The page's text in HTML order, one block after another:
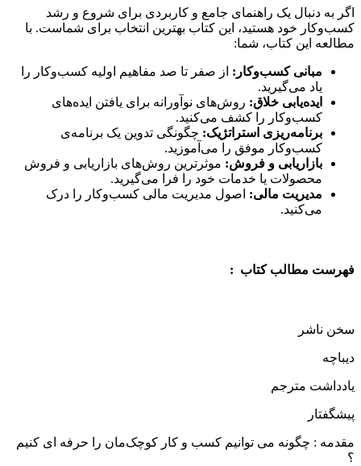
اگر به دنبال یک راهنمای جامع و کاربردی برای شروع و رشد
کسب‌وکار خود هستید، این کتاب بهترین انتخاب برای شماست. با
مطالعه این کتاب، شما:
مبانی کسب‌وکار: از صفر تا صد مفاهیم اولیه کسب‌وکار را
یاد می‌گیرید.
ایده‌یابی خلاق: روش‌های نوآورانه برای یافتن ایده‌های
کسب‌وکار را کشف می‌کنید.
برنامه‌ریزی استراتژیک: چگونگی تدوین یک برنامه‌ی
کسب‌وکار موفق را می‌آموزید.
بازاریابی و فروش: موثرترین روش‌های بازاریابی و فروش
محصولات یا خدمات خود را فرا می‌گیرید.
مدیریت مالی: اصول مدیریت مالی کسب‌وکار را درک
می‌کنید.
فهرست مطالب کتاب :
سخن ناشر
دیباچه
یادداشت مترجم
پیشگفتار
مقدمه : چگونه می توانیم کسب و کار کوچک‌مان را حرفه ای کنیم
؟